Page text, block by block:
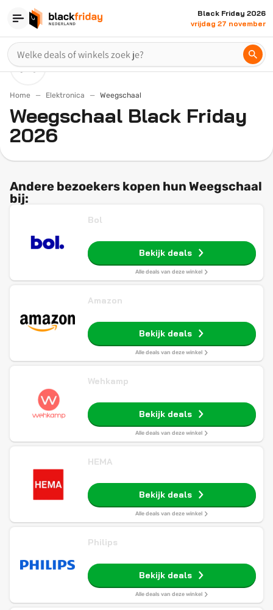
Black Friday 2026
vrijdag 27 november
Home Elektronica Weegschaal
Weegschaal Black Friday
2026
Andere bezoekers kopen hun Weegschaal
bij:
Bol
Bekijk deals
Alle deals van deze winkel
Amazon
Bekijk deals
Alle deals van deze winkel
Wehkamp
Bekijk deals
Alle deals van deze winkel
HEMA
Bekijk deals
Alle deals van deze winkel
Philips
Bekijk deals
Alle deals van deze winkel